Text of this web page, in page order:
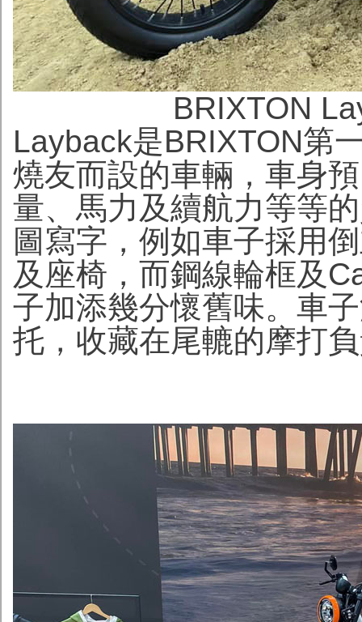
BRIXTON
Layback是BRIXTON第
燒友而設的車輛，車身
量、馬力及續航力等等
圖寫字，例如車子採用
及座椅，而鋼線輪框及
子加添幾分懷舊味。車
托，收藏在尾轆的摩打